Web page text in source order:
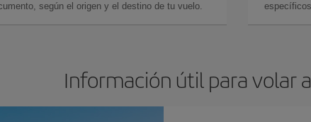
según el origen y el destino de tu vuelo.
Información útil para volar